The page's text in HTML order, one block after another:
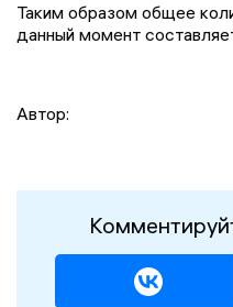
Таким образом общее
данный момент
Автор: